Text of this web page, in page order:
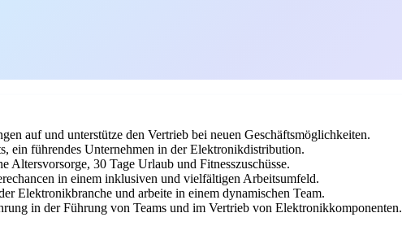
auf und unterstütze den Vertrieb bei neuen Geschäftsmöglichkeiten.
ein führendes Unternehmen in der Elektronikdistribution.
Altersvorsorge, 30 Tage Urlaub und Fitnesszuschüsse.
in einem inklusiven und vielfältigen Arbeitsumfeld.
Elektronikbranche und arbeite in einem dynamischen Team.
in der Führung von Teams und im Vertrieb von Elektronikkomponenten.